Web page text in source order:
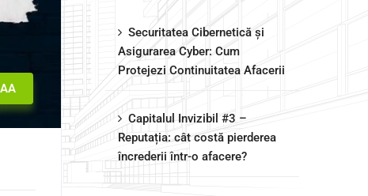
Securitatea Cibernetică și
Asigurarea Cyber: Cum
Protejezi Continuitatea Afacerii
Capitalul Invizibil #3 –
Reputația: cât costă pierderea
încrederii într-o afacere?